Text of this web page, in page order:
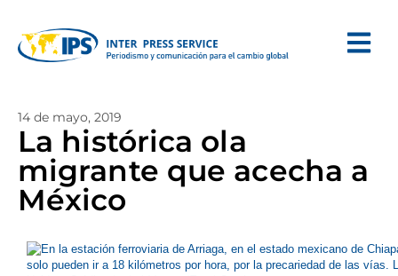
14 de mayo, 2019
La histórica ola
migrante que acecha a
México